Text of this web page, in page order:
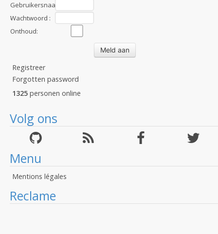
Gebruikersnaam
:Wachtwoord :
Onthoud:
Registreer
Forgotten password
1325 personen online
Volg ons
Menu
Mentions légales
Reclame